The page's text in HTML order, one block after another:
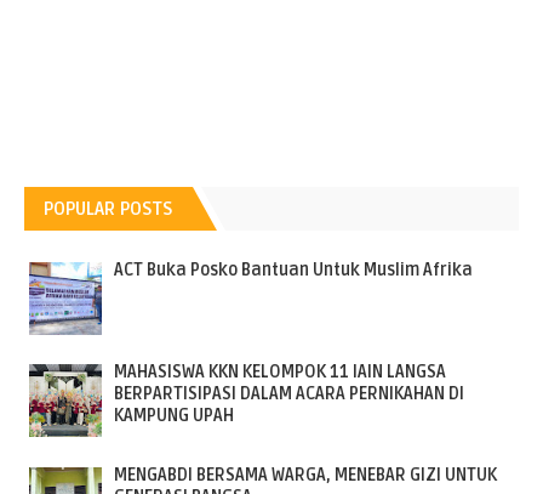
POPULAR POSTS
ACT Buka Posko Bantuan Untuk Muslim Afrika
MAHASISWA KKN KELOMPOK 11 IAIN LANGSA
BERPARTISIPASI DALAM ACARA PERNIKAHAN DI
KAMPUNG UPAH
MENGABDI BERSAMA WARGA, MENEBAR GIZI UNTUK